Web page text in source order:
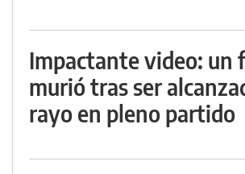
Impactante video: un
murió tras ser
rayo en pleno partido